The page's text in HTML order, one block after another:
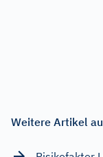
Weitere Artikel